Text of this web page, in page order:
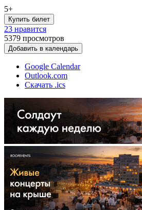
5+
Купить билет
23 нравится
5379 просмотров
Добавить в календарь
Google Calendar
Outlook.com
Скачать .ics